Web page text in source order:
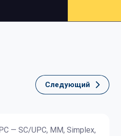
Следующий
— SC/UPC, МM, Simplex,